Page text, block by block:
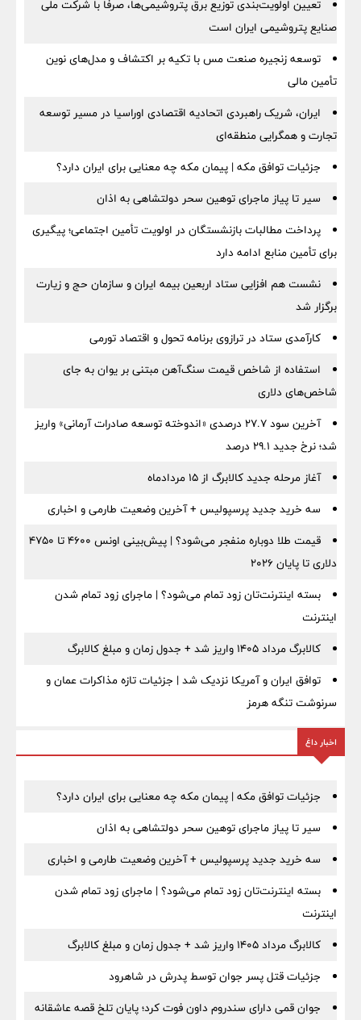
تعیین اولویت‌بندی توزیع برق پتروشیمی‌ها، صرفا با شرکت ملی
صنایع پتروشیمی ایران است
توسعه زنجیره صنعت مس با تکیه بر اکتشاف و مدل‌های نوین
تأمین مالی
ایران، شریک راهبردی اتحادیه اقتصادی اوراسیا در مسیر توسعه
تجارت و همگرایی منطقه‌ای
جزئیات توافق مکه | پیمان مکه چه معنایی برای ایران دارد؟
سیر تا پیاز ماجرای توهین سحر دولتشاهی به اذان
پرداخت مطالبات بازنشستگان در اولویت تأمین اجتماعی؛ پیگیری
برای تأمین منابع ادامه دارد
نشست هم افزایی ستاد اربعین بیمه ایران و سازمان حج و زیارت
برگزار شد
کارآمدی ستاد در ترازوی برنامه تحول و اقتصاد تورمی
استفاده از شاخص قیمت سنگ‌آهن مبتنی بر یوان به جای
شاخص‌های دلاری
آخرین سود ۲۷.۷ درصدی «اندوخته توسعه صادرات آرمانی» واریز
شد؛ نرخ جدید ۲۹.۱ درصد
آغاز مرحله جدید کالابرگ از ۱۵ مردادماه
سه خرید جدید پرسپولیس + آخرین وضعیت طارمی و اخباری
قیمت طلا دوباره منفجر می‌شود؟ | پیش‌بینی اونس ۴۶۰۰ تا ۴۷۵۰
دلاری تا پایان ۲۰۲۶
بسته اینترنت‌تان زود تمام می‌شود؟ | ماجرای زود تمام شدن
اینترنت
کالابرگ مرداد ۱۴۰۵ واریز شد + جدول زمان و مبلغ کالابرگ
توافق ایران و آمریکا نزدیک شد | جزئیات تازه مذاکرات عمان و
سرنوشت تنگه هرمز
اخبار داغ
جزئیات توافق مکه | پیمان مکه چه معنایی برای ایران دارد؟
سیر تا پیاز ماجرای توهین سحر دولتشاهی به اذان
سه خرید جدید پرسپولیس + آخرین وضعیت طارمی و اخباری
بسته اینترنت‌تان زود تمام می‌شود؟ | ماجرای زود تمام شدن
اینترنت
کالابرگ مرداد ۱۴۰۵ واریز شد + جدول زمان و مبلغ کالابرگ
جزئیات قتل پسر جوان توسط پدرش در شاهرود
جوان قمی دارای سندروم داون فوت کرد؛ پایان تلخ قصه عاشقانه